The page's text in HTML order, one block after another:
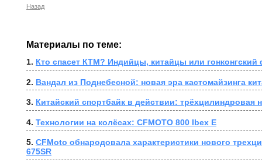
Назад
Материалы по теме:
1. Кто спасет КТМ? Индийцы, китайцы или гонконгский
2. Вандал из Поднебесной: новая эра кастомайзинга
3. Китайский спортбайк в действии: трёхцилиндровая
4. Технологии на колёсах: CFMOTO 800 Ibex E
5. CFMoto обнародовала характеристики нового
675SR